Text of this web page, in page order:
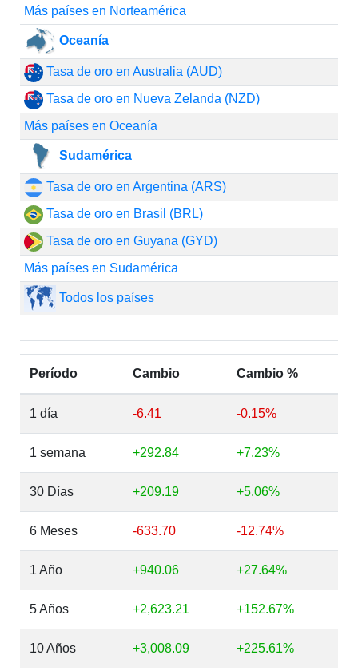
Más países en Norteamérica
Oceanía
Tasa de oro en Australia (AUD)
Tasa de oro en Nueva Zelanda (NZD)
Más países en Oceanía
Sudamérica
Tasa de oro en Argentina (ARS)
Tasa de oro en Brasil (BRL)
Tasa de oro en Guyana (GYD)
Más países en Sudamérica
Todos los países
Período Cambio Cambio %
1 día -6.41 -0.15%
1 semana +292.84 +7.23%
30 Días +209.19 +5.06%
6 Meses -633.70 -12.74%
1 Año +940.06 +27.64%
5 Años +2,623.21 +152.67%
10 Años +3,008.09 +225.61%